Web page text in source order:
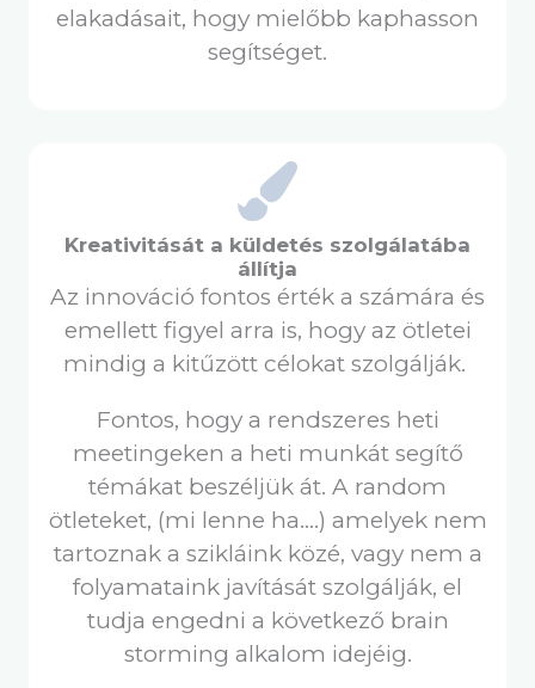
elakadásait, hogy mielőbb kaphasson
segítséget.
Kreativitását a küldetés szolgálatába
állítja
Az innováció fontos érték a számára és
emellett figyel arra is, hogy az ötletei
mindig a kitűzött célokat szolgálják.
Fontos, hogy a rendszeres heti
meetingeken a heti munkát segítő
témákat beszéljük át. A random
ötleteket, (mi lenne ha….) amelyek nem
tartoznak a szikláink közé, vagy nem a
folyamataink javítását szolgálják, el
tudja engedni a következő brain
storming alkalom idejéig.